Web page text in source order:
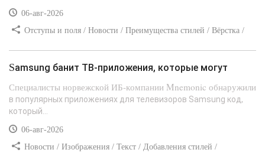
06-авг-2026
Отступы и поля / Новости / Преимущества стилей / Вёрстка /
Samsung банит ТВ-приложения, которые могут
Специалисты норвежской ИБ-компании Mnemonic обнаружили
в популярных приложениях для телевизоров Samsung код,
который...
06-авг-2026
Новости / Изображения / Текст / Добавления стилей /